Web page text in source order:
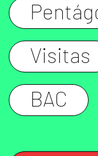
Visitas
BAC